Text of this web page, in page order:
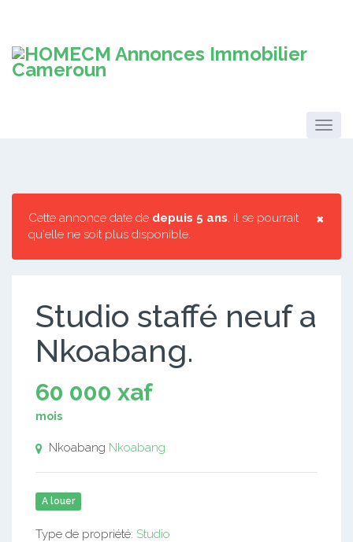
×
Cette annonce date de depuis 5 ans, il se pourrait
qu'elle ne soit plus disponible.
Studio staffé neuf a
Nkoabang.
60 000 xaf
mois
Nkoabang Nkoabang
A louer
Type de propriété: Studio